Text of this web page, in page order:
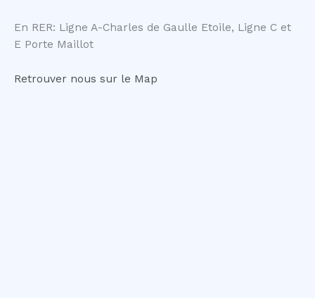
En RER: Ligne A-Charles de Gaulle Etoile, Ligne C et
E Porte Maillot
Retrouver nous sur le Map